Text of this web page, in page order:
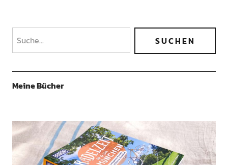
Meine Bücher